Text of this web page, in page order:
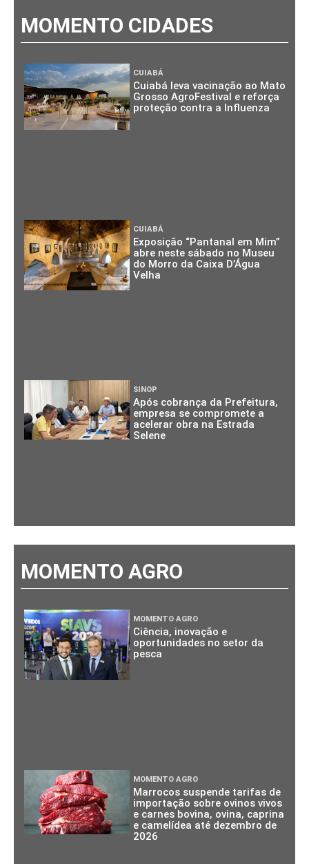
MOMENTO CIDADES
CUIABÁ
Cuiabá leva vacinação ao Mato
Grosso AgroFestival e reforça
proteção contra a Influenza
CUIABÁ
Exposição “Pantanal em Mim”
abre neste sábado no Museu
do Morro da Caixa D’Água
Velha
SINOP
Após cobrança da Prefeitura,
empresa se compromete a
acelerar obra na Estrada
Selene
MOMENTO AGRO
MOMENTO AGRO
Ciência, inovação e
oportunidades no setor da
pesca
MOMENTO AGRO
Marrocos suspende tarifas de
importação sobre ovinos vivos
e carnes bovina, ovina, caprina
e camelídea até dezembro de
2026